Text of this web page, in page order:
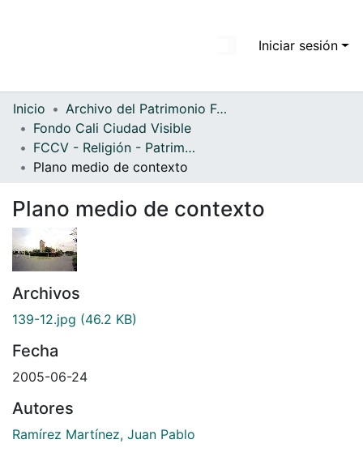
Todo DSpace
Iniciar sesión
Inicio
Archivo del Patrimonio Fotográfico y Fílmico del Valle del Cauca
Fondo Cali Ciudad Visible
FCCV - Religión - Patrimonial
Plano medio de contexto
Plano medio de contexto
Archivos
139-12.jpg (46.2 KB)
Fecha
2005-06-24
Autores
Ramírez Martínez, Juan Pablo